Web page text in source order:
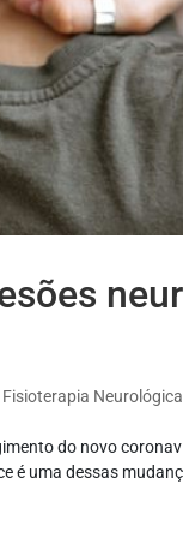
Fisioterapia Neurológica
do novo
é uma dessas